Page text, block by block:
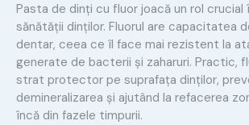
Pasta de dinți cu fluor joacă un rol crucial
sănătății dinților. Fluorul are capacitatea
dentar, ceea ce îl face mai rezistent la
generate de bacterii și zaharuri. Practic,
strat protector pe suprafața dinților,
demineralizarea și ajutând la refacerea
încă din fazele timpurii.